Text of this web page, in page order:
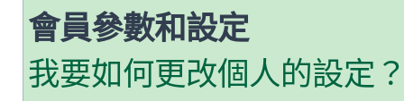
會員參數和設定
我要如何更改個人的設定